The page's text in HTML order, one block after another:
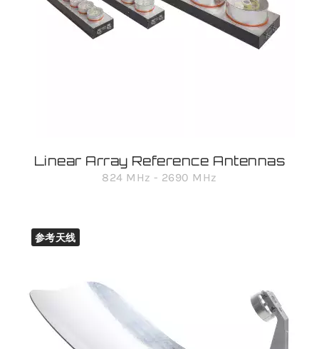
Linear Array Reference Antennas
824 MHz - 2690 MHz
参考天线